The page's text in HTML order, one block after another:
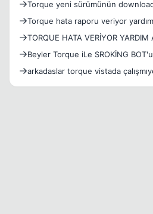
Torque hata raporu veriyor
TORQUE HATA VERİYOR YARDIM
Beyler Torque iLe SROKİNG
Yard
arkadaslar torque vistada